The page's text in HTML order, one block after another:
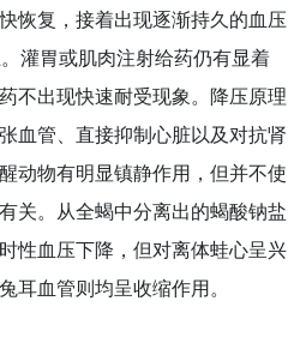
恢复，接着出现逐渐持久的血压
灌胃或肌肉注射给药仍有显着
不出现快速耐受现象。降压原理
血管、直接抑制心脏以及对抗肾
动物有明显镇静作用，但并不使
关。从全蝎中分离出的蝎酸钠盐
性血压下降，但对离体蛙心呈兴
耳血管则均呈收缩作用。